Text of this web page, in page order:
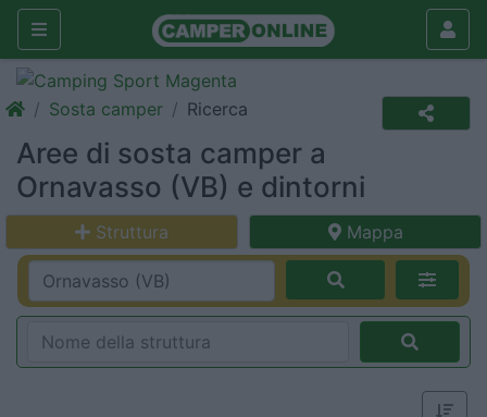
Sosta camper Ricerca
Aree di sosta camper a
Ornavasso (VB) e dintorni
Struttura Mappa